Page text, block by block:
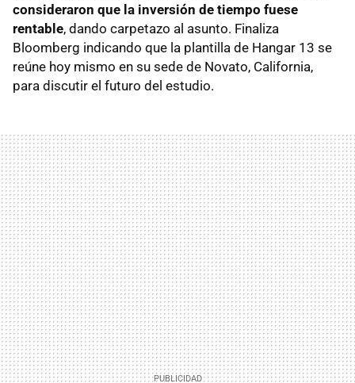
consideraron que la inversión de tiempo fuese
rentable, dando carpetazo al asunto. Finaliza
Bloomberg indicando que la plantilla de Hangar 13 se
reúne hoy mismo en su sede de Novato, California,
para discutir el futuro del estudio.